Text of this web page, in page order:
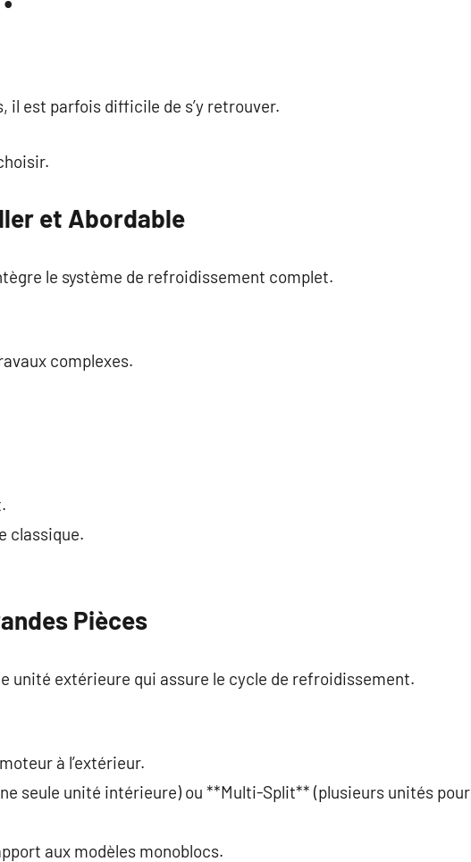
il est parfois difficile de s’y retrouver.
et Abordable
le système de refroidissement complet.
complexes.
classique.
Pièces
unité extérieure qui assure le cycle de refroidissement.
à l’extérieur.
seule unité intérieure) ou **Multi-Split** (plusieurs unités pour
aux modèles monoblocs.